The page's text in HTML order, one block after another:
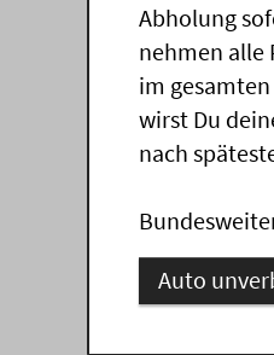
Abholung
nehmen alle
im
wirst Du
nach
Auto